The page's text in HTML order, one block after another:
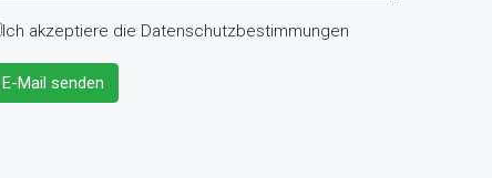
Ich akzeptiere die Datenschutzbestimmungen
E-Mail senden